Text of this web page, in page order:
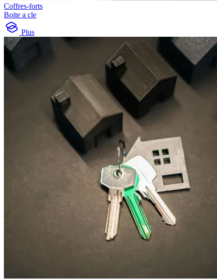
Coffres-forts
Boite a cle
Plus